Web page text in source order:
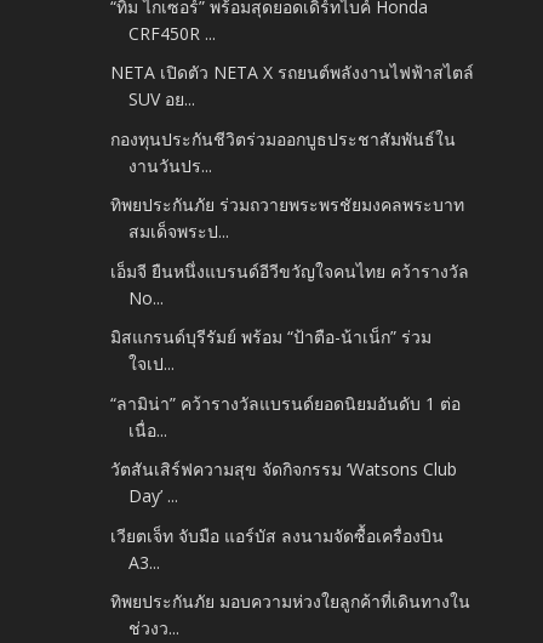
“ทิม ไกเซอร์” พร้อมสุดยอดเดิร์ทไบค์ Honda
CRF450R ...
NETA เปิดตัว NETA X รถยนต์พลังงานไฟฟ้าสไตล์
SUV อย...
กองทุนประกันชีวิตร่วมออกบูธประชาสัมพันธ์ใน
งานวันปร...
ทิพยประกันภัย ร่วมถวายพระพรชัยมงคลพระบาท
สมเด็จพระป...
เอ็มจี ยืนหนึ่งแบรนด์อีวีขวัญใจคนไทย คว้ารางวัล
No...
มิสแกรนด์บุรีรัมย์ พร้อม “ป้าตือ-น้าเน็ก” ร่วม
ใจเป...
“ลามิน่า” คว้ารางวัลแบรนด์ยอดนิยมอันดับ 1 ต่อ
เนื่อ...
วัตสันเสิร์ฟความสุข จัดกิจกรรม ‘Watsons Club
Day’ ...
เวียตเจ็ท จับมือ แอร์บัส ลงนามจัดซื้อเครื่องบิน
A3...
ทิพยประกันภัย มอบความห่วงใยลูกค้าที่เดินทางใน
ช่วงว...